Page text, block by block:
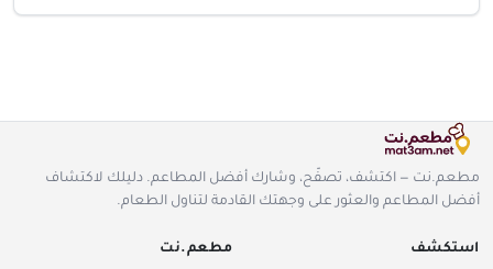
مطعم.نت — اكتشف، تصفّح، وشارك أفضل المطاعم. دليلك لاكتشاف
أفضل المطاعم والعثور على وجهتك القادمة لتناول الطعام.
استكشف مطعم.نت